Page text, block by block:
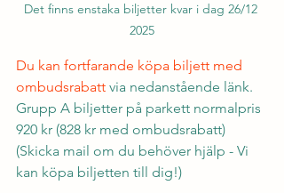
Det finns enstaka biljetter kvar i dag 26/12
2025
Du kan fortfarande köpa biljett med
ombudsrabatt via nedanstående länk.
Grupp A biljetter på parkett normalpris
920 kr (828 kr med ombudsrabatt)
(Skicka mail om du behöver hjälp - Vi
kan köpa biljetten till dig!)